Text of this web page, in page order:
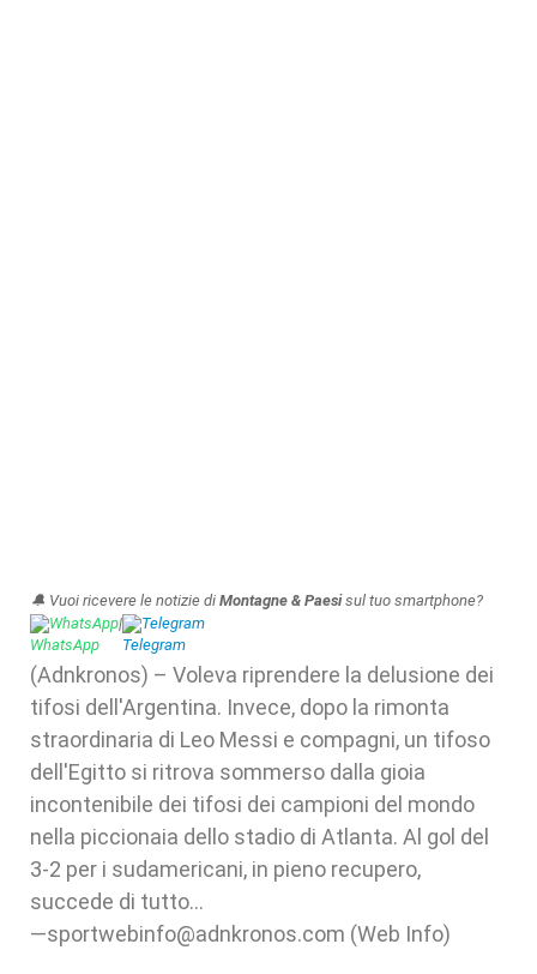
🔔 Vuoi ricevere le notizie di Montagne & Paesisul tuo smartphone?
WhatsApp| Telegram
(Adnkronos) – Voleva riprendere la delusione dei
tifosi dell'Argentina. Invece, dopo la rimonta
straordinaria di Leo Messi e compagni, un tifoso
dell'Egitto si ritrova sommerso dalla gioia
incontenibile dei tifosi dei campioni del mondo
nella piccionaia dello stadio di Atlanta. Al gol del
3-2 per i sudamericani, in pieno recupero,
succede di tutto…
—sportwebinfo@adnkronos.com (Web Info)